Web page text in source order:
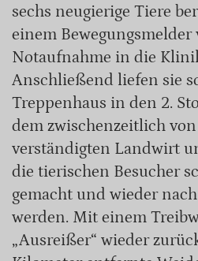
sechs neugierige Tiere
einem Bewegungsmelder
Notaufnahme in die
Anschließend liefen sie
Treppenhaus in den 2.
dem zwischenzeitlich
verständigten Landwirt
die tierischen Besucher
gemacht und wieder
werden. Mit einem
„Ausreißer“ wieder